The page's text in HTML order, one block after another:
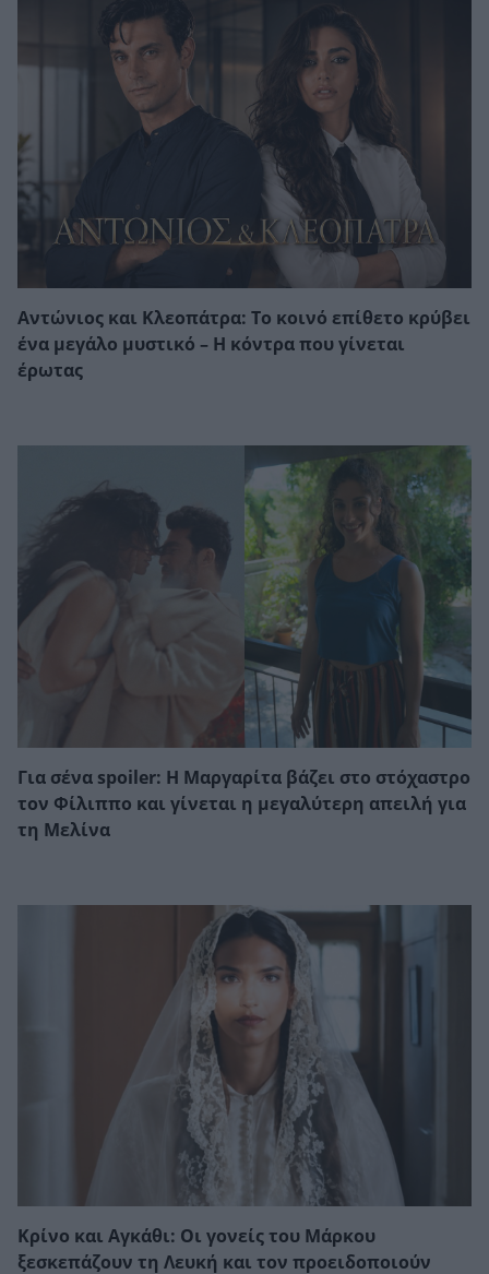
Αντώνιος και Κλεοπάτρα: Το κοινό επίθετο κρύβει
ένα μεγάλο μυστικό – Η κόντρα που γίνεται
έρωτας
Για σένα spoiler: Η Μαργαρίτα βάζει στο στόχαστρο
τον Φίλιππο και γίνεται η μεγαλύτερη απειλή για
τη Μελίνα
Κρίνο και Αγκάθι: Οι γονείς του Μάρκου
ξεσκεπάζουν τη Λευκή και τον προειδοποιούν